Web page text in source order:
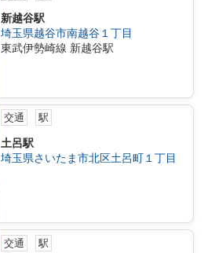
新越谷駅
埼玉県越谷市南越谷１丁目
東武伊勢崎線 新越谷駅
交通 駅
土呂駅
埼玉県さいたま市北区土呂町１丁目
交通 駅